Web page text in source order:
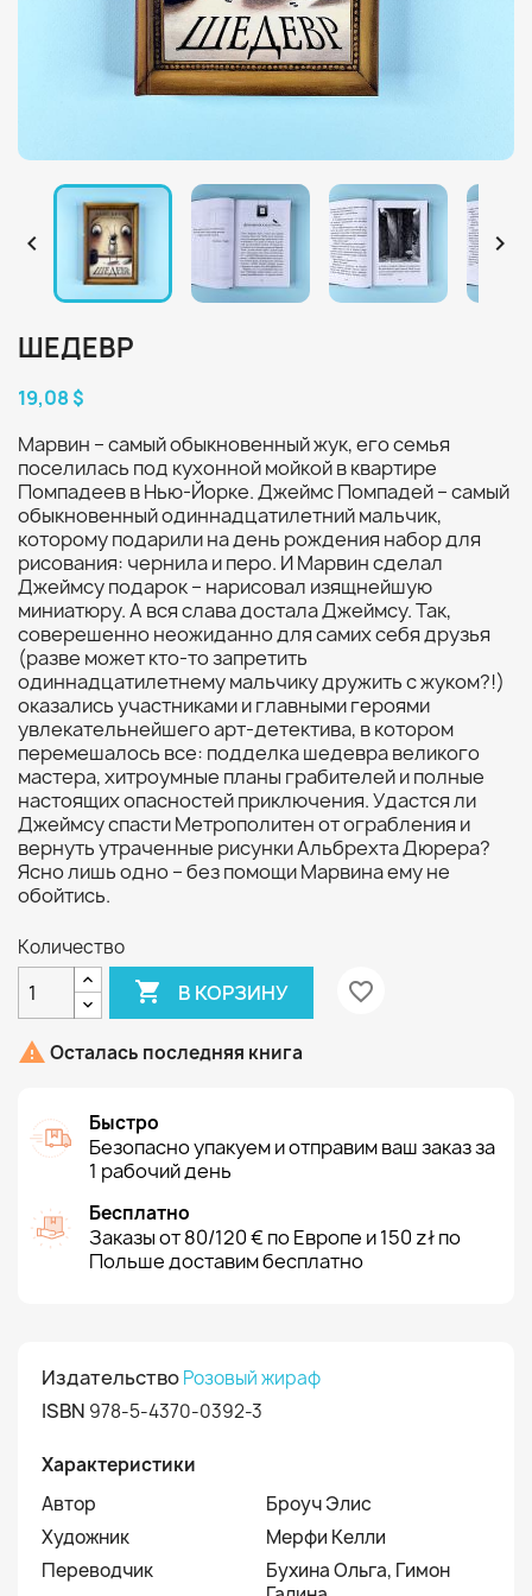
 
ШЕДЕВР
19,08 $
Марвин – самый обыкновенный жук, его семья
поселилась под кухонной мойкой в квартире
Помпадеев в Нью-Йорке. Джеймс Помпадей – самый
обыкновенный одиннадцатилетний мальчик,
которому подарили на день рождения набор для
рисования: чернила и перо. И Марвин сделал
Джеймсу подарок – нарисовал изящнейшую
миниатюру. А вся слава достала Джеймсу. Так,
соверешенно неожиданно для самих себя друзья
(разве может кто-то запретить
одиннадцатилетнему мальчику дружить с жуком?!)
оказались участниками и главными героями
увлекательнейшего арт-детектива, в котором
перемешалось все: подделка шедевра великого
мастера, хитроумные планы грабителей и полные
настоящих опасностей приключения. Удастся ли
Джеймсу спасти Метрополитен от ограбления и
вернуть утраченные рисунки Альбрехта Дюрера?
Ясно лишь одно – без помощи Марвина ему не
обойтись.
Количество
 В КОРЗИНУ favorite_border
 Осталась последняя книга
Быстро
Безопасно упакуем и отправим ваш заказ за
1 рабочий день
Бесплатно
Заказы от 80/120 € по Европе и 150 zł по
Польше доставим бесплатно
ИздательствоРозовый жираф
ISBN 978-5-4370-0392-3
Характеристики
Автор
Броуч Элис
Художник
Мерфи Келли
Переводчик
Бухина Ольга, Гимон